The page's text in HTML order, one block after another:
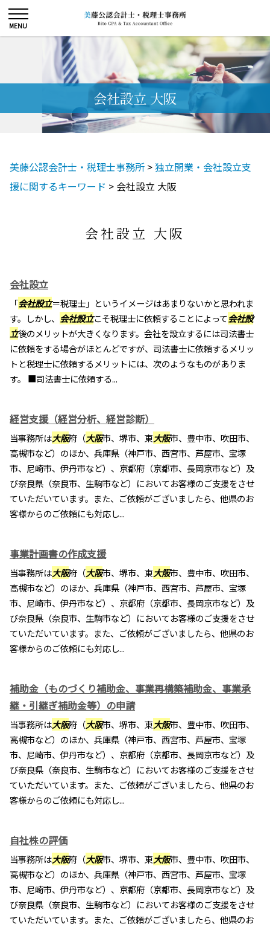
会社設立 大阪
美藤公認会計士・税理士事務所 >独立開業・会社設立支
援に関するキーワード > 会社設立 大阪
会社設立 大阪
会社設立
「会社設立＝税理士」というイメージはあまりないかと思われま
す。しかし、 会社設立こそ税理士に依頼することによって会社設
立後のメリットが大きくなります。会社を設立するには司法書士
に依頼をする場合がほとんどですが、司法書士に依頼するメリッ
トと税理士に依頼するメリットには、次のようなものがありま
す。 ■司法書士に依頼する...
経営支援（経営分析、経営診断）
当事務所は大阪府（大阪市、堺市、東大阪市、豊中市、吹田市、
高槻市など）のほか、兵庫県（神戸市、西宮市、芦屋市、宝塚
市、尼崎市、伊丹市など）、京都府（京都市、長岡京市など）及
び奈良県（奈良市、生駒市など）においてお客様のご支援をさせ
ていただいています。また、ご依頼がございましたら、他県のお
客様からのご依頼にも対応し...
事業計画書の作成支援
当事務所は大阪府（大阪市、堺市、東大阪市、豊中市、吹田市、
高槻市など）のほか、兵庫県（神戸市、西宮市、芦屋市、宝塚
市、尼崎市、伊丹市など）、京都府（京都市、長岡京市など）及
び奈良県（奈良市、生駒市など）においてお客様のご支援をさせ
ていただいています。また、ご依頼がございましたら、他県のお
客様からのご依頼にも対応し...
補助金（ものづくり補助金、事業再構築補助金、事業承
継・引継ぎ補助金等）の申請
当事務所は大阪府（大阪市、堺市、東大阪市、豊中市、吹田市、
高槻市など）のほか、兵庫県（神戸市、西宮市、芦屋市、宝塚
市、尼崎市、伊丹市など）、京都府（京都市、長岡京市など）及
び奈良県（奈良市、生駒市など）においてお客様のご支援をさせ
ていただいています。また、ご依頼がございましたら、他県のお
客様からのご依頼にも対応し...
自社株の評価
当事務所は大阪府（大阪市、堺市、東大阪市、豊中市、吹田市、
高槻市など）のほか、兵庫県（神戸市、西宮市、芦屋市、宝塚
市、尼崎市、伊丹市など）、京都府（京都市、長岡京市など）及
び奈良県（奈良市、生駒市など）においてお客様のご支援をさせ
ていただいています。また、ご依頼がございましたら、他県のお